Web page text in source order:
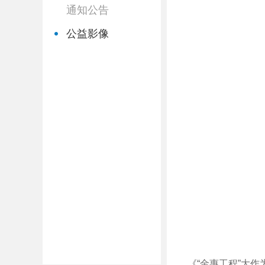
通知公告
公益影像